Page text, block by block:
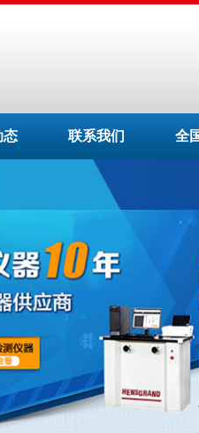
态 联系我们 全